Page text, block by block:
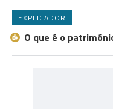
EXPLICADOR
O que é o